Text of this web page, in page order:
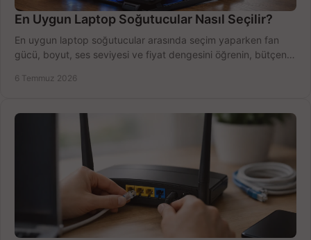
En Uygun Laptop Soğutucular Nasıl Seçilir?
En uygun laptop soğutucular arasında seçim yaparken fan
gücü, boyut, ses seviyesi ve fiyat dengesini öğrenin, bütçenizi
6 Temmuz 2026